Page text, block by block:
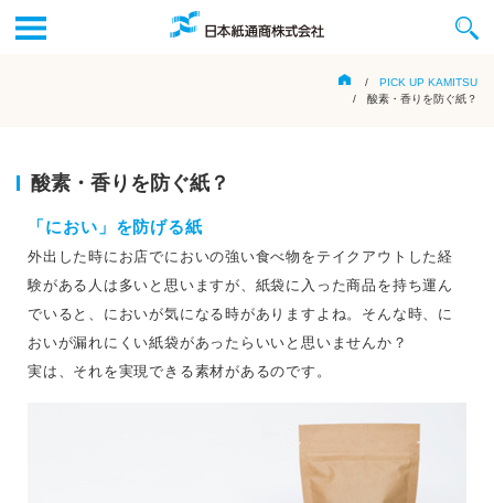
/ PICK UP KAMITSU
/ 酸素・香りを防ぐ紙？
酸素・香りを防ぐ紙？
「におい」を防げる紙
外出した時にお店でにおいの強い食べ物をテイクアウトした経
験がある人は多いと思いますが、紙袋に入った商品を持ち運ん
でいると、においが気になる時がありますよね。そんな時、に
おいが漏れにくい紙袋があったらいいと思いませんか？
実は、それを実現できる素材があるのです。